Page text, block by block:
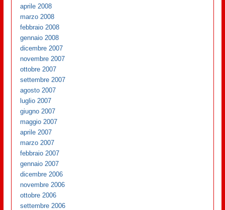
aprile 2008
marzo 2008
febbraio 2008
gennaio 2008
dicembre 2007
novembre 2007
ottobre 2007
settembre 2007
agosto 2007
luglio 2007
giugno 2007
maggio 2007
aprile 2007
marzo 2007
febbraio 2007
gennaio 2007
dicembre 2006
novembre 2006
ottobre 2006
settembre 2006